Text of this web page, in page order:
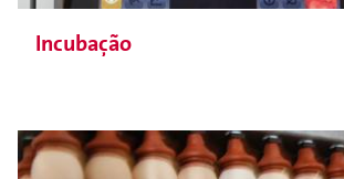
Incubação